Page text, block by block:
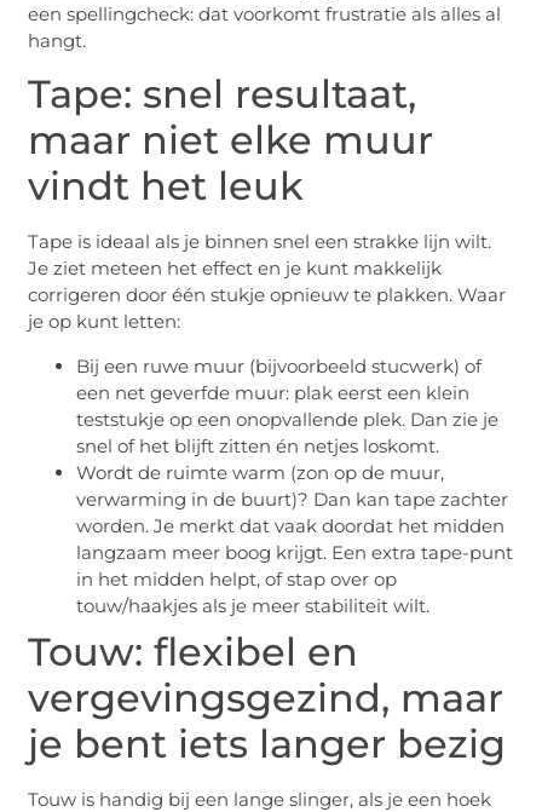
een spellingcheck: dat voorkomt frustratie als alles al
hangt.
Tape: snel resultaat,
maar niet elke muur
vindt het leuk
Tape is ideaal als je binnen snel een strakke lijn wilt.
Je ziet meteen het effect en je kunt makkelijk
corrigeren door één stukje opnieuw te plakken. Waar
je op kunt letten:
Bij een ruwe muur (bijvoorbeeld stucwerk) of
een net geverfde muur: plak eerst een klein
teststukje op een onopvallende plek. Dan zie je
snel of het blijft zitten én netjes loskomt.
Wordt de ruimte warm (zon op de muur,
verwarming in de buurt)? Dan kan tape zachter
worden. Je merkt dat vaak doordat het midden
langzaam meer boog krijgt. Een extra tape-punt
in het midden helpt, of stap over op
touw/haakjes als je meer stabiliteit wilt.
Touw: flexibel en
vergevingsgezind, maar
je bent iets langer bezig
Touw is handig bij een lange slinger, als je een hoek